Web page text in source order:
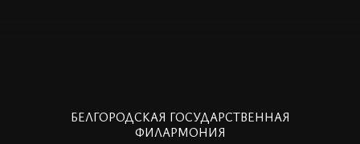
БЕЛГОРОДСКАЯ ГОСУДАРСТВЕННАЯ
ФИЛАРМОНИЯ